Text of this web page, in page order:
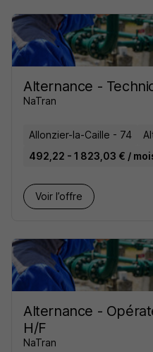
Alternance -
NaTran
Allonzier-la-Caille - 74
492,22 - 1 823,03 € /
Voir l’offre
Alternance -
H/F
NaTran